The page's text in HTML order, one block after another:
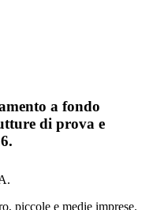
a fondo
di prova e
piccole e medie imprese.